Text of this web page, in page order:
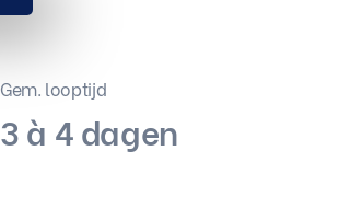
Gem. looptijd
3 à 4 dagen